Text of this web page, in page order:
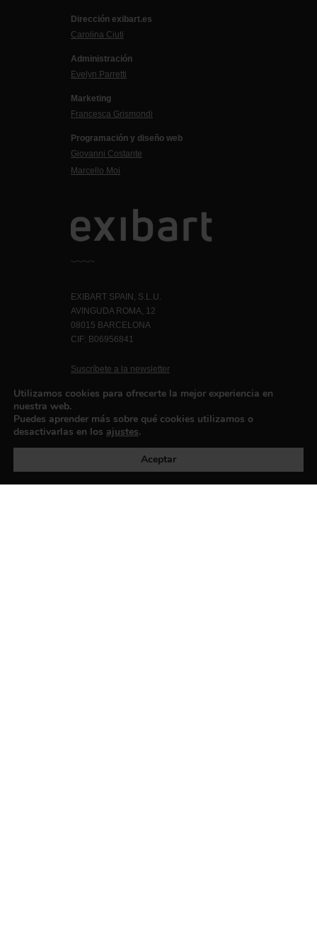
Dirección exibart.es
Carolina Ciuti
Administración
Evelyn Parretti
Marketing
Francesca Grismondi
Programación y diseño web
Giovanni Costante
Marcello Moi
EXIBART SPAIN, S.L.U.
AVINGUDA ROMA, 12
08015 BARCELONA
CIF: B06956841
Suscríbete a la newsletter
Política de privacidad
Utilizamos cookies para ofrecerte la mejor experiencia en
nuestra web.
Puedes aprender más sobre qué cookies utilizamos o
desactivarlas en los ajustes.
Aceptar